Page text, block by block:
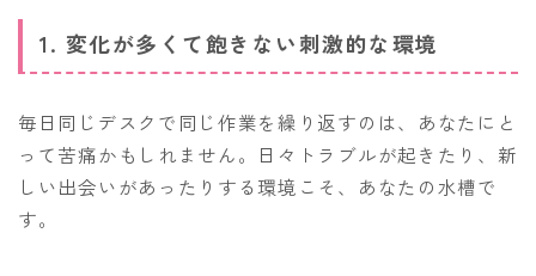
1. 変化が多くて飽きない刺激的な環境
毎日同じデスクで同じ作業を繰り返すのは、あなたにと
って苦痛かもしれません。日々トラブルが起きたり、新
しい出会いがあったりする環境こそ、あなたの水槽で
す。